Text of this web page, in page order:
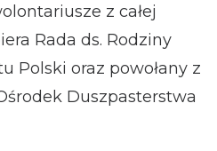
z całej
Rada ds. Rodziny
Polski oraz powołany z
Duszpasterstwa